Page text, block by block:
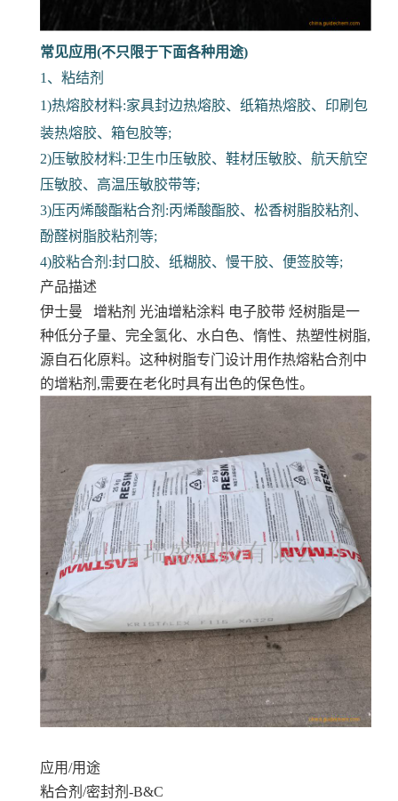
常见应用(不只限于下面各种用途)
1、粘结剂
1)热熔胶材料:家具封边热熔胶、纸箱热熔胶、印刷包
装热熔胶、箱包胶等;
2)压敏胶材料:卫生巾压敏胶、鞋材压敏胶、航天航空
压敏胶、高温压敏胶带等;
3)压丙烯酸酯粘合剂:丙烯酸酯胶、松香树脂胶粘剂、
酚醛树脂胶粘剂等;
4)胶粘合剂:封口胶、纸糊胶、慢干胶、便签胶等;
产品描述
伊士曼 增粘剂 光油增粘涂料 电子胶带 烃树脂是一
种低分子量、完全氢化、水白色、惰性、热塑性树脂,
源自石化原料。这种树脂专门设计用作热熔粘合剂中
的增粘剂,需要在老化时具有出色的保色性。
应用/用途
粘合剂/密封剂-B&C